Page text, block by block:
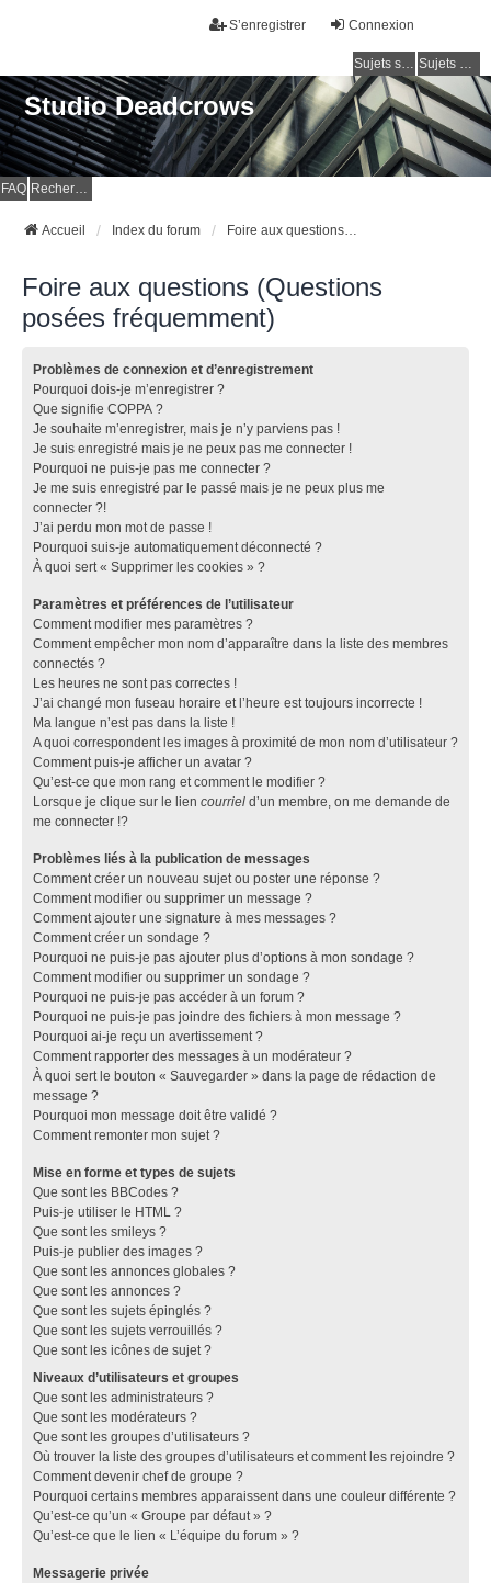
Connexion
S’enregistrer
Sujets sans réponse Sujets actifs
Studio Deadcrows
FAQ Rechercher
Accueil Index du forum Foire aux questions (Questions posées fréquemment)
Foire aux questions (Questions
posées fréquemment)
Problèmes de connexion et d’enregistrement
Pourquoi dois-je m’enregistrer ?
Que signifie COPPA ?
Je souhaite m’enregistrer, mais je n’y parviens pas !
Je suis enregistré mais je ne peux pas me connecter !
Pourquoi ne puis-je pas me connecter ?
Je me suis enregistré par le passé mais je ne peux plus me
connecter ?!
J’ai perdu mon mot de passe !
Pourquoi suis-je automatiquement déconnecté ?
À quoi sert « Supprimer les cookies » ?
Paramètres et préférences de l’utilisateur
Comment modifier mes paramètres ?
Comment empêcher mon nom d’apparaître dans la liste des membres
connectés ?
Les heures ne sont pas correctes !
J’ai changé mon fuseau horaire et l’heure est toujours incorrecte !
Ma langue n’est pas dans la liste !
A quoi correspondent les images à proximité de mon nom d’utilisateur ?
Comment puis-je afficher un avatar ?
Qu’est-ce que mon rang et comment le modifier ?
Lorsque je clique sur le lien courriel d’un membre, on me demande de
me connecter !?
Problèmes liés à la publication de messages
Comment créer un nouveau sujet ou poster une réponse ?
Comment modifier ou supprimer un message ?
Comment ajouter une signature à mes messages ?
Comment créer un sondage ?
Pourquoi ne puis-je pas ajouter plus d’options à mon sondage ?
Comment modifier ou supprimer un sondage ?
Pourquoi ne puis-je pas accéder à un forum ?
Pourquoi ne puis-je pas joindre des fichiers à mon message ?
Pourquoi ai-je reçu un avertissement ?
Comment rapporter des messages à un modérateur ?
À quoi sert le bouton « Sauvegarder » dans la page de rédaction de
message ?
Pourquoi mon message doit être validé ?
Comment remonter mon sujet ?
Mise en forme et types de sujets
Que sont les BBCodes ?
Puis-je utiliser le HTML ?
Que sont les smileys ?
Puis-je publier des images ?
Que sont les annonces globales ?
Que sont les annonces ?
Que sont les sujets épinglés ?
Que sont les sujets verrouillés ?
Que sont les icônes de sujet ?
Niveaux d’utilisateurs et groupes
Que sont les administrateurs ?
Que sont les modérateurs ?
Que sont les groupes d’utilisateurs ?
Où trouver la liste des groupes d’utilisateurs et comment les rejoindre ?
Comment devenir chef de groupe ?
Pourquoi certains membres apparaissent dans une couleur différente ?
Qu’est-ce qu’un « Groupe par défaut » ?
Qu’est-ce que le lien « L’équipe du forum » ?
Messagerie privée